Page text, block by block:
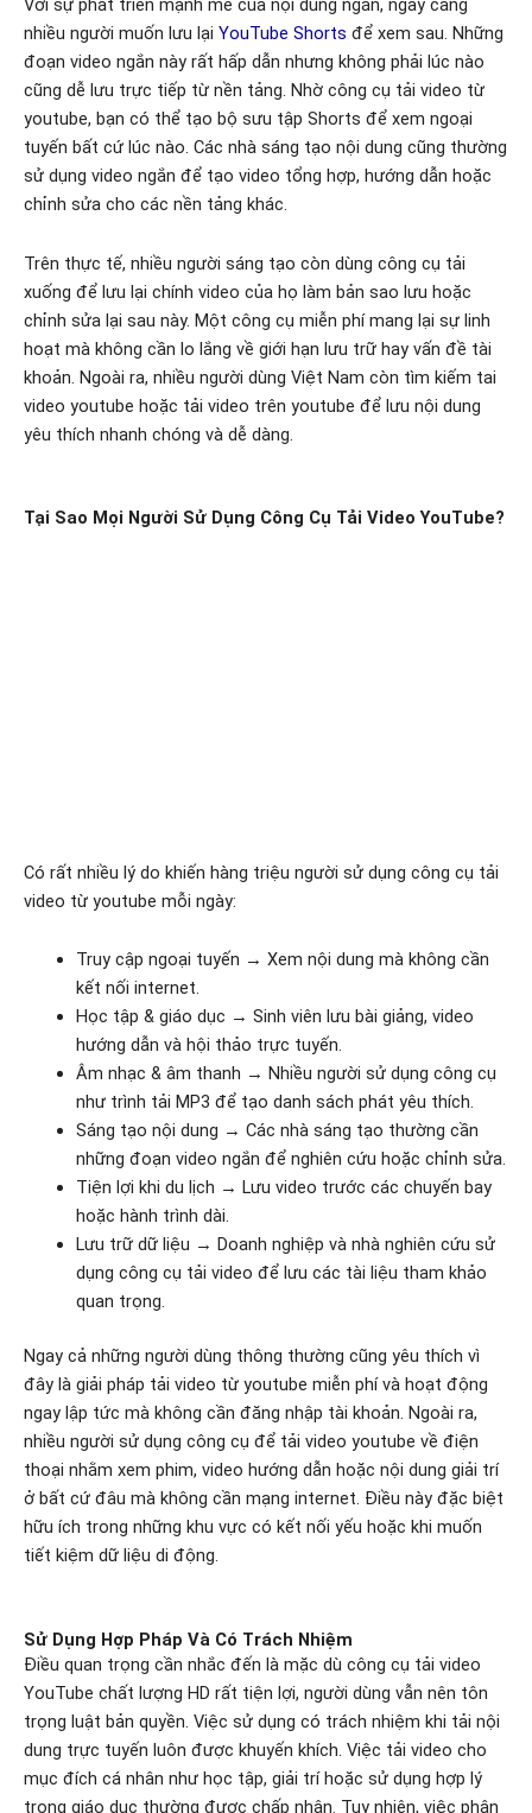
Với sự phát triển mạnh mẽ của nội dung ngắn, ngày càng
nhiều người muốn lưu lại YouTube Shorts để xem sau. Những
đoạn video ngắn này rất hấp dẫn nhưng không phải lúc nào
cũng dễ lưu trực tiếp từ nền tảng. Nhờ công cụ tải video từ
youtube, bạn có thể tạo bộ sưu tập Shorts để xem ngoại
tuyến bất cứ lúc nào. Các nhà sáng tạo nội dung cũng thường
sử dụng video ngắn để tạo video tổng hợp, hướng dẫn hoặc
chỉnh sửa cho các nền tảng khác.
Trên thực tế, nhiều người sáng tạo còn dùng công cụ tải
xuống để lưu lại chính video của họ làm bản sao lưu hoặc
chỉnh sửa lại sau này. Một công cụ miễn phí mang lại sự linh
hoạt mà không cần lo lắng về giới hạn lưu trữ hay vấn đề tài
khoản. Ngoài ra, nhiều người dùng Việt Nam còn tìm kiếm tai
video youtube hoặc tải video trên youtube để lưu nội dung
yêu thích nhanh chóng và dễ dàng.
Tại Sao Mọi Người Sử Dụng Công Cụ Tải Video YouTube?
Có rất nhiều lý do khiến hàng triệu người sử dụng công cụ tải
video từ youtube mỗi ngày:
Truy cập ngoại tuyến → Xem nội dung mà không cần
kết nối internet.
Học tập & giáo dục → Sinh viên lưu bài giảng, video
hướng dẫn và hội thảo trực tuyến.
Âm nhạc & âm thanh → Nhiều người sử dụng công cụ
như trình tải MP3 để tạo danh sách phát yêu thích.
Sáng tạo nội dung → Các nhà sáng tạo thường cần
những đoạn video ngắn để nghiên cứu hoặc chỉnh sửa.
Tiện lợi khi du lịch → Lưu video trước các chuyến bay
hoặc hành trình dài.
Lưu trữ dữ liệu → Doanh nghiệp và nhà nghiên cứu sử
dụng công cụ tải video để lưu các tài liệu tham khảo
quan trọng.
Ngay cả những người dùng thông thường cũng yêu thích vì
đây là giải pháp tải video từ youtube miễn phí và hoạt động
ngay lập tức mà không cần đăng nhập tài khoản. Ngoài ra,
nhiều người sử dụng công cụ để tải video youtube về điện
thoại nhằm xem phim, video hướng dẫn hoặc nội dung giải trí
ở bất cứ đâu mà không cần mạng internet. Điều này đặc biệt
hữu ích trong những khu vực có kết nối yếu hoặc khi muốn
tiết kiệm dữ liệu di động.
Sử Dụng Hợp Pháp Và Có Trách Nhiệm
Điều quan trọng cần nhắc đến là mặc dù công cụ tải video
YouTube chất lượng HD rất tiện lợi, người dùng vẫn nên tôn
trọng luật bản quyền. Việc sử dụng có trách nhiệm khi tải nội
dung trực tuyến luôn được khuyến khích. Việc tải video cho
mục đích cá nhân như học tập, giải trí hoặc sử dụng hợp lý
trong giáo dục thường được chấp nhận. Tuy nhiên, việc phân